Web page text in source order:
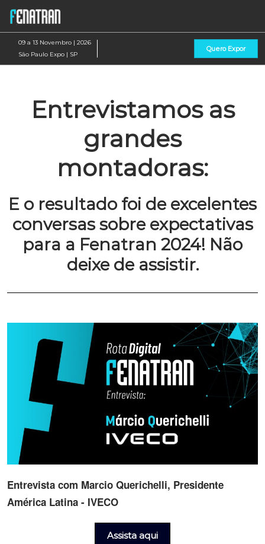
Pular
para
o
conteúdo
09 a 13 Novembro | 2026
São Paulo Expo | SP
Quero Expor
Entrevistamos as
grandes
montadoras:
E o resultado foi de excelentes
conversas sobre expectativas
para a Fenatran 2024! Não
deixe de assistir.
Entrevista com Marcio Querichelli, Presidente
América Latina - IVECO
Assista aqui